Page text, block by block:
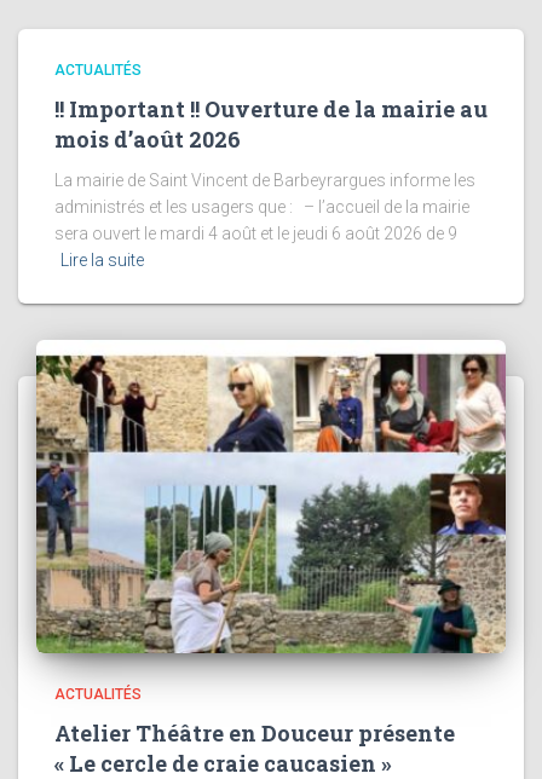
ACTUALITÉS
!! Important !! Ouverture de la mairie au
mois d’août 2026
La mairie de Saint Vincent de Barbeyrargues informe les
administrés et les usagers que : – l’accueil de la mairie
sera ouvert le mardi 4 août et le jeudi 6 août 2026 de 9
Lire la suite
ACTUALITÉS
Atelier Théâtre en Douceur présente
« Le cercle de craie caucasien »